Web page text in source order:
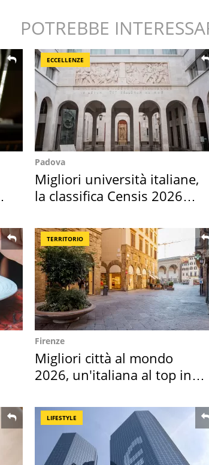
POTREBBE
ECCELLENZE
Padova
Migliori università italiane,
la classifica Censis 2026
TERRITORIO
Firenze
Migliori città al mondo
2026, un'italiana al top in
LIFESTYLE